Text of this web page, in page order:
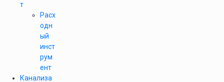
т
Расх
одн
ый
инст
рум
ент
Канализа